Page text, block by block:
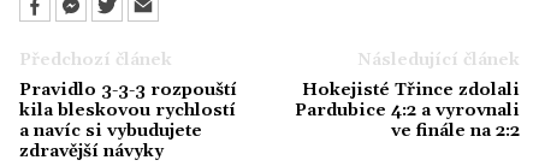
Předchozí článek
Pravidlo 3-3-3 rozpouští
kila bleskovou rychlostí
a navíc si vybudujete
zdravější návyky
Následující článek
Hokejisté Třince zdolali
Pardubice 4:2 a vyrovnali
ve finále na 2:2